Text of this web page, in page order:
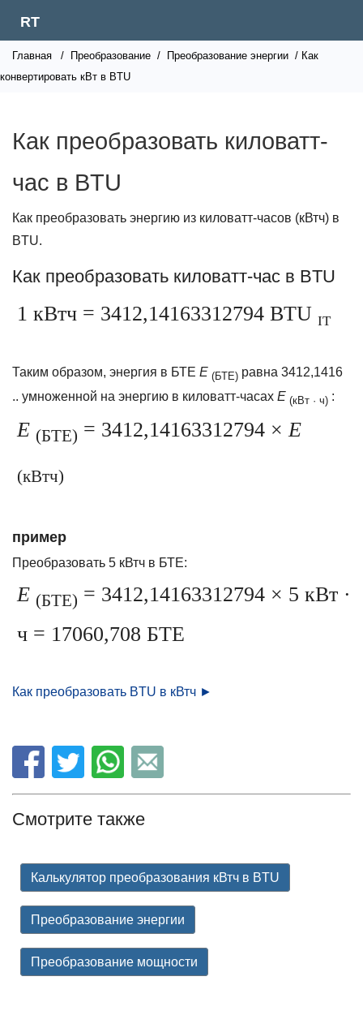
RT
Главная / Преобразование / Преобразование энергии / Как
конвертировать кВт в BTU
Как преобразовать киловатт-
час в BTU
Как преобразовать энергию из киловатт-часов (кВтч) в
BTU.
Как преобразовать киловатт-час в BTU
1 кВтч = 3412,14163312794 BTU IT
Таким образом, энергия в БТЕ E (БТЕ) равна 3412,1416
.. умноженной на энергию в киловатт-часах E (кВт · ч) :
E (БТЕ) = 3412,14163312794 ×E
(кВтч)
пример
Преобразовать 5 кВтч в БТЕ:
E (БТЕ) = 3412,14163312794 × 5 кВт ·
ч = 17060,708 БТЕ
Как преобразовать BTU в кВтч ►
Смотрите также
Калькулятор преобразования кВтч в BTU
Преобразование энергии
Преобразование мощности